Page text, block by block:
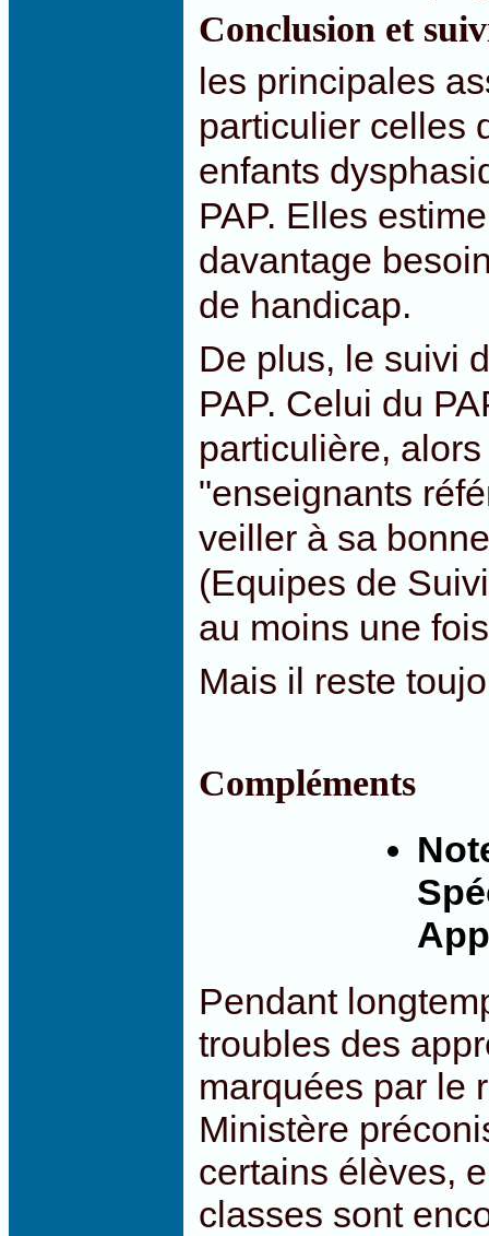
Conclusion et
les principales
particulier celles
enfants
PAP. Elles
davantage
de handicap.
De plus, le suivi
PAP. Celui du
particulière,
"enseignants
veiller à sa
(Equipes de
au moins une
Mais il reste
Compléments
Pendant
troubles des
marquées par le
Ministère
certains élèves,
classes sont